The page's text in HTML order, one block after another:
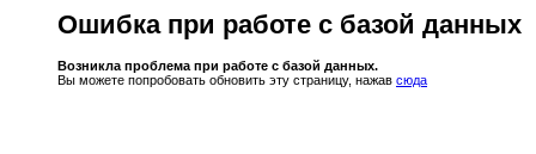
Ошибка при работе с базой данных
Возникла проблема при работе с базой данных.
Вы можете попробовать обновить эту страницу, нажав сюда